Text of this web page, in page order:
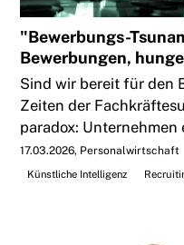
"Bewerbungs-
Bewerbungen,
Sind wir bereit für den
Zeiten der
paradox:
17.03.2026 Personalwirtschaft
Künstliche Intelligenz